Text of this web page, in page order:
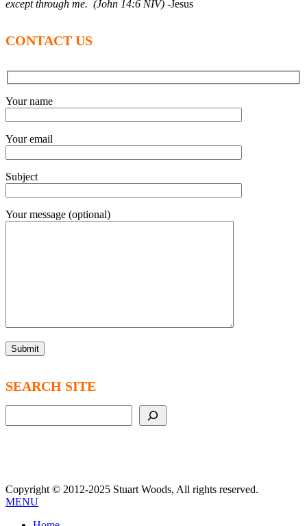
except through me. (John 14:6 NIV) -Jesus
CONTACT US
Your name
Your email
Subject
Your message (optional)
SEARCH SITE
Copyright © 2012-2025 Stuart Woods, All rights reserved.
MENU